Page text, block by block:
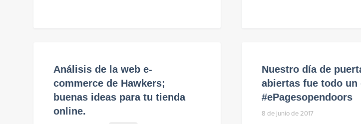
Análisis de la web e-
commerce de Hawkers;
buenas ideas para tu tienda
online.
Nuestro día de
abiertas fue todo un
#ePagesopendoors
8 de junio de 2017